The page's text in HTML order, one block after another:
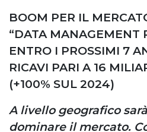
BOOM PER IL
“DATA MANAGEMENT
ENTRO I PROSSIMI 7
RICAVI PARI A 16
(+100% SUL 2024)
A livello geografico
dominare il mercato.